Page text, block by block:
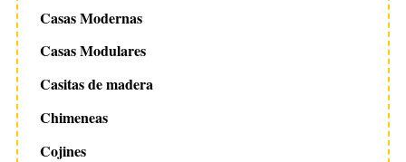
Casas Modernas
Casas Modulares
Casitas de madera
Chimeneas
Cojines